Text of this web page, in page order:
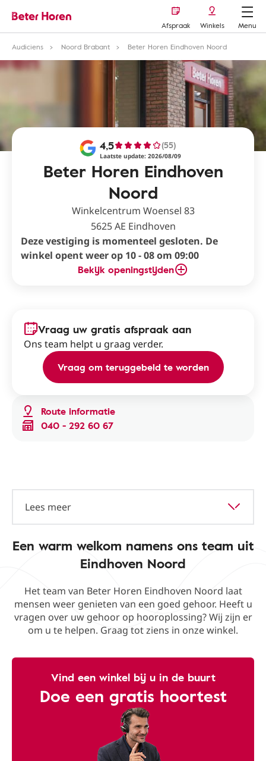
Afspraak Winkels
Menu
Audiciens
Noord Brabant Beter Horen Eindhoven Noord
Beter Horen Eindhoven
Noord
4,5 (55)
Laatste update: 2026/08/09
Winkelcentrum Woensel 83
5625 AE Eindhoven
Deze vestiging is momenteel gesloten. De
winkel opent weer op 10 - 08 om 09:00
Bekijk openingstijden
Route informatie
040 - 292 60 67
Vraag uw gratis afspraak aan
Ons team helpt u graag verder.
Vraag om teruggebeld te worden
Lees meer
Een warm welkom namens ons team uit
Eindhoven Noord
Het team van Beter Horen Eindhoven Noord laat
mensen weer genieten van een goed gehoor. Heeft u
vragen over uw gehoor op hooroplossing? Wij zijn er
om u te helpen. Graag tot ziens in onze winkel.
Vind een winkel bij u in de buurt
Doe een gratis hoortest